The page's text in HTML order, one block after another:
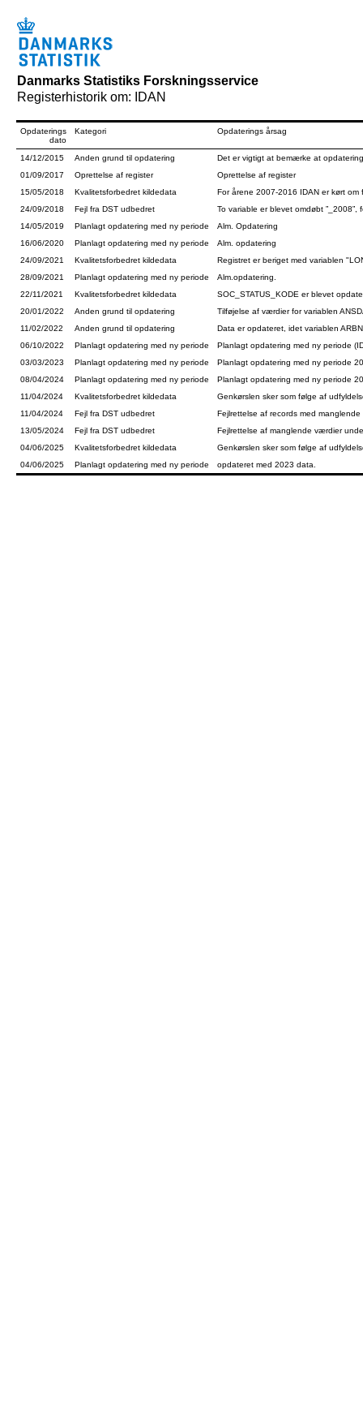
Danmarks Statistiks Forskningsservice
Registerhistorik om: IDAN
Opdaterings
dato
Kategori Opdaterings årsag
14/12/2015 Anden grund til opdatering
Det er vigtigt at bemærke at
01/09/2017
Oprettelse af register
Oprettelse af register
15/05/2018
Kvalitetsforbedret kildedata
For årene 2007-2016 IDAN er kørt
24/09/2018
Fejl fra DST udbedret
To variable er blevet omdøbt
14/05/2019
Planlagt opdatering med ny periode
Alm. Opdatering
16/06/2020
Planlagt opdatering med ny periode
Alm. opdatering
24/09/2021
Kvalitetsforbedret kildedata
Registret er beriget med variablen
28/09/2021
Planlagt opdatering med ny periode
Alm.opdatering.
22/11/2021
Kvalitetsforbedret kildedata
SOC_STATUS_KODE er blevet
20/01/2022
Anden grund til opdatering
Tilføjelse af værdier for variablen
11/02/2022
Anden grund til opdatering
Data er opdateret, idet variablen
06/10/2022
Planlagt opdatering med ny periode
Planlagt opdatering med ny periode
03/03/2023
Planlagt opdatering med ny periode
Planlagt opdatering med ny periode
08/04/2024
Planlagt opdatering med ny periode
Planlagt opdatering med ny periode
11/04/2024
Kvalitetsforbedret kildedata
Genkørslen sker som følge af
11/04/2024
Fejl fra DST udbedret
Fejlrettelse af records med
13/05/2024
Fejl fra DST udbedret
Fejlrettelse af manglende værdier
04/06/2025
Kvalitetsforbedret kildedata
Genkørslen sker som følge af
04/06/2025
Planlagt opdatering med ny periode opdateret med 2023 data.